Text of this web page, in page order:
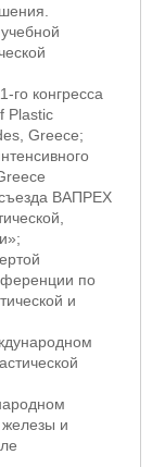
го конгресса
Plastic
Greece;
съезда ВАПРЕХ
по
и
железы и